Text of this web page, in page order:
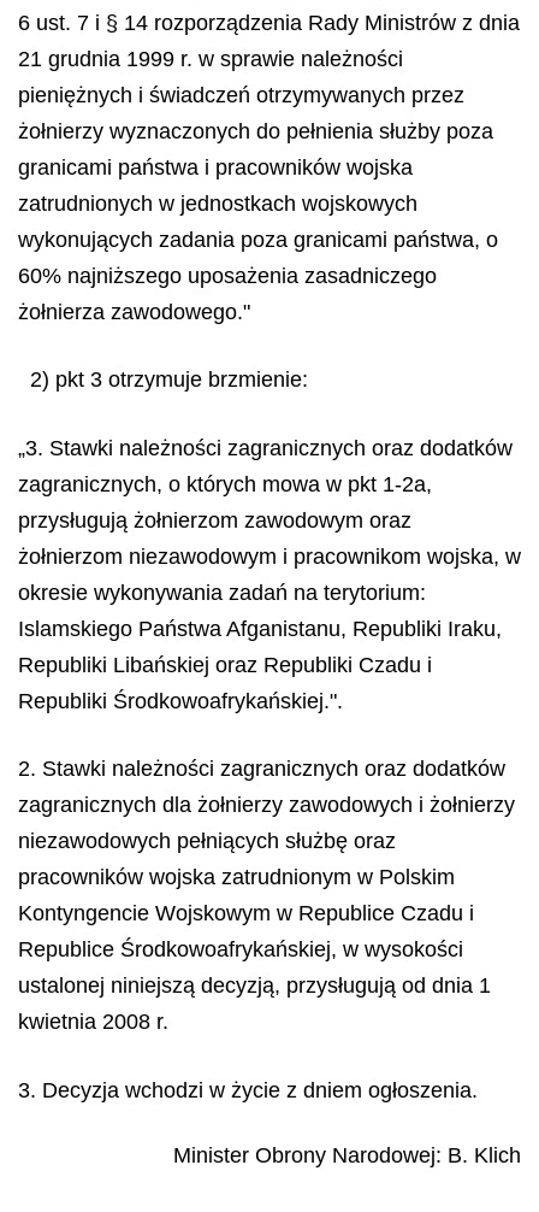
6 ust. 7 i § 14 rozporządzenia Rady Ministrów z dnia
21 grudnia 1999 r. w sprawie należności
pieniężnych i świadczeń otrzymywanych przez
żołnierzy wyznaczonych do pełnienia służby poza
granicami państwa i pracowników wojska
zatrudnionych w jednostkach wojskowych
wykonujących zadania poza granicami państwa, o
60% najniższego uposażenia zasadniczego
żołnierza zawodowego."
2) pkt 3 otrzymuje brzmienie:
„3. Stawki należności zagranicznych oraz dodatków
zagranicznych, o których mowa w pkt 1-2a,
przysługują żołnierzom zawodowym oraz
żołnierzom niezawodowym i pracownikom wojska, w
okresie wykonywania zadań na terytorium:
Islamskiego Państwa Afganistanu, Republiki Iraku,
Republiki Libańskiej oraz Republiki Czadu i
Republiki Środkowoafrykańskiej.".
2. Stawki należności zagranicznych oraz dodatków
zagranicznych dla żołnierzy zawodowych i żołnierzy
niezawodowych pełniących służbę oraz
pracowników wojska zatrudnionym w Polskim
Kontyngencie Wojskowym w Republice Czadu i
Republice Środkowoafrykańskiej, w wysokości
ustalonej niniejszą decyzją, przysługują od dnia 1
kwietnia 2008 r.
3. Decyzja wchodzi w życie z dniem ogłoszenia.
Minister Obrony Narodowej: B. Klich